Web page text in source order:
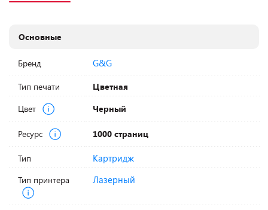
Основные
Бренд G&G
Тип печати
Цветная
Цвет
Черный
Ресурс 1000 страниц
Тип Картридж
Тип принтера Лазерный